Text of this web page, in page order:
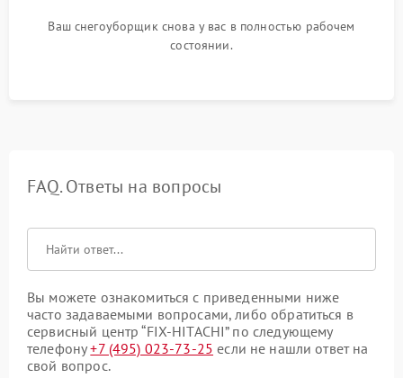
Ваш снегоуборщик снова у вас в полностью рабочем
состоянии.
FAQ. Ответы на вопросы
Вы можете ознакомиться с приведенными ниже
часто задаваемыми вопросами, либо обратиться в
сервисный центр “FIX-HITACHI” по следующему
телефону+7 (495) 023-73-25 если не нашли ответ на
свой вопрос.